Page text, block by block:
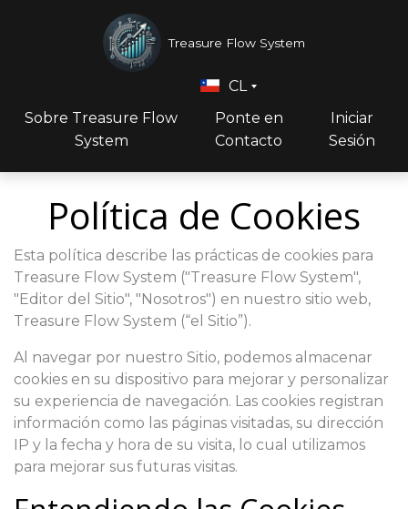
Treasure Flow System
Sobre Treasure Flow
System
Ponte en
Contacto
Iniciar
Sesión
CL
Política de Cookies
Esta política describe las prácticas de cookies para
Treasure Flow System ("Treasure Flow System",
"Editor del Sitio", "Nosotros") en nuestro sitio web,
Treasure Flow System (“el Sitio”).
Al navegar por nuestro Sitio, podemos almacenar
cookies en su dispositivo para mejorar y personalizar
su experiencia de navegación. Las cookies registran
información como las páginas visitadas, su dirección
IP y la fecha y hora de su visita, lo cual utilizamos
para mejorar sus futuras visitas.